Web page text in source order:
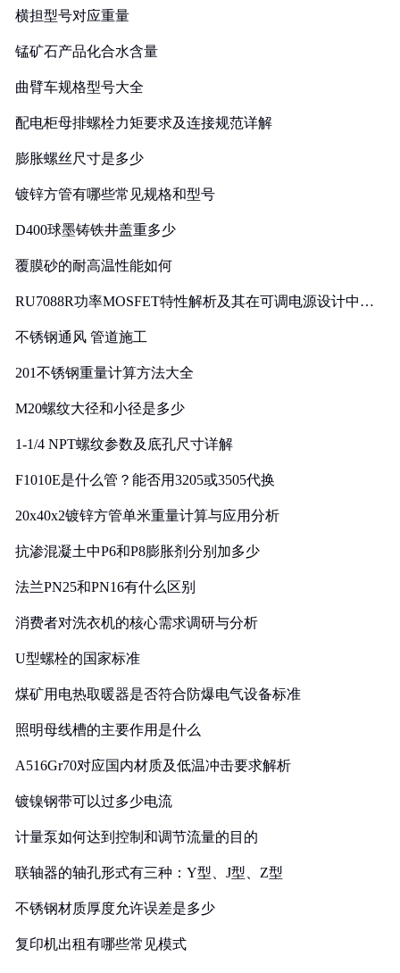
横担型号对应重量
锰矿石产品化合水含量
曲臂车规格型号大全
配电柜母排螺栓力矩要求及连接规范详解
膨胀螺丝尺寸是多少
镀锌方管有哪些常见规格和型号
D400球墨铸铁井盖重多少
覆膜砂的耐高温性能如何
RU7088R功率MOSFET特性解析及其在可调电源设计中的
不锈钢通风 管道施工
201不锈钢重量计算方法大全
M20螺纹大径和小径是多少
1-1/4 NPT螺纹参数及底孔尺寸详解
F1010E是什么管？能否用3205或3505代换
20x40x2镀锌方管单米重量计算与应用分析
抗渗混凝土中P6和P8膨胀剂分别加多少
法兰PN25和PN16有什么区别
消费者对洗衣机的核心需求调研与分析
U型螺栓的国家标准
煤矿用电热取暖器是否符合防爆电气设备标准
照明母线槽的主要作用是什么
A516Gr70对应国内材质及低温冲击要求解析
镀镍钢带可以过多少电流
计量泵如何达到控制和调节流量的目的
联轴器的轴孔形式有三种：Y型、J型、Z型
不锈钢材质厚度允许误差是多少
复印机出租有哪些常见模式